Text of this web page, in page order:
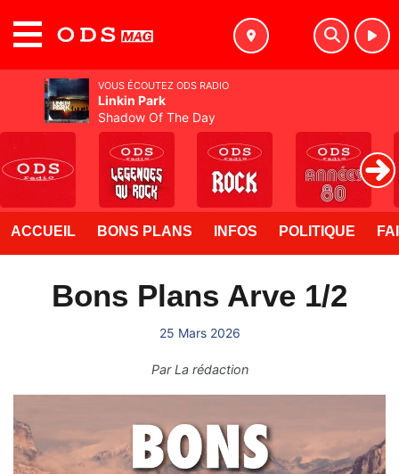
ACCUEIL BONS PLANS INFOS POLITIQUE
Bons Plans Arve 1/2
25 Mars 2026
ParLa rédaction
VOUS ÉCOUTEZ ODS RADIO
Linkin Park
Shadow Of The Day